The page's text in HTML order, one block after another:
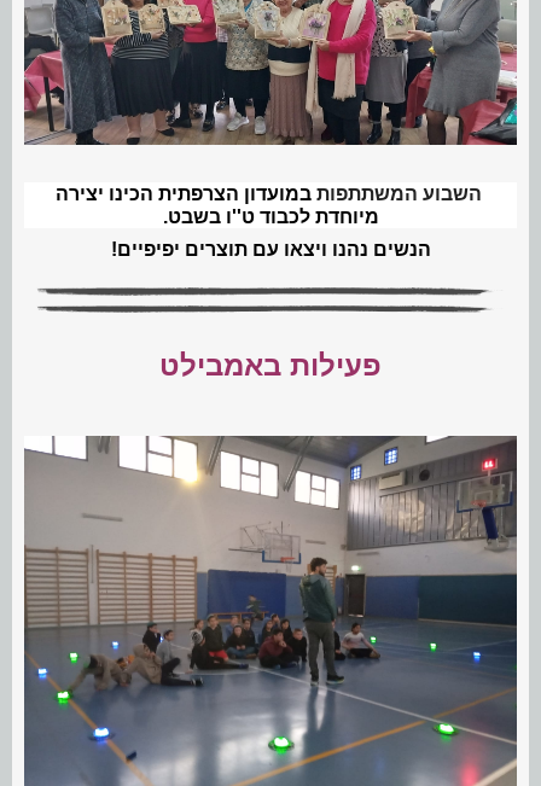
השבוע המשתתפות במועדון הצרפתית הכינו יצירה
מיוחדת לכבוד ט''ו בשבט.
הנשים נהנו ויצאו עם תוצרים יפיפיים!
פעילות באמבילט